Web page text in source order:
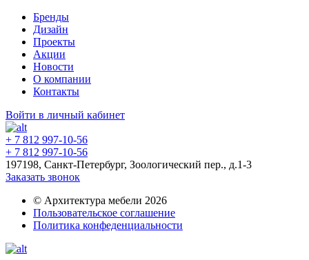
Бренды
Дизайн
Проекты
Акции
Новости
О компании
Контакты
Войти в личный кабинет
+ 7 812 997-10-56
+ 7 812 997-10-56
197198, Санкт-Петербург, Зоологический пер., д.1-3
Заказать звонок
© Архитектура мебели 2026
Пользовательское соглашение
Политика конфеденциальности